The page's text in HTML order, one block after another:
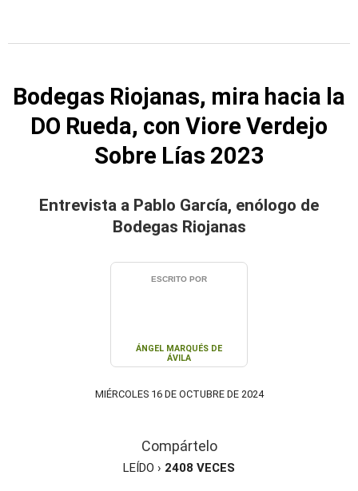
Bodegas Riojanas, mira hacia la
DO Rueda, con Viore Verdejo
Sobre Lías 2023
Entrevista a Pablo García, enólogo de
Bodegas Riojanas
ESCRITO POR
ÁNGEL MARQUÉS DE
ÁVILA
MIÉRCOLES 16 DE OCTUBRE DE 2024
Compártelo
LEÍDO › 2408 VECES